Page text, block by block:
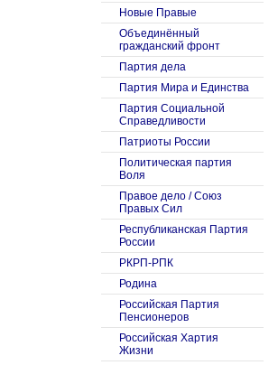
Новые Правые
Объединённый
гражданский фронт
Партия дела
Партия Мира и Единства
Партия Социальной
Справедливости
Патриоты России
Политическая партия
Воля
Правое дело / Союз
Правых Сил
Республиканская Партия
России
РКРП-РПК
Родина
Российская Партия
Пенсионеров
Российская Хартия
Жизни